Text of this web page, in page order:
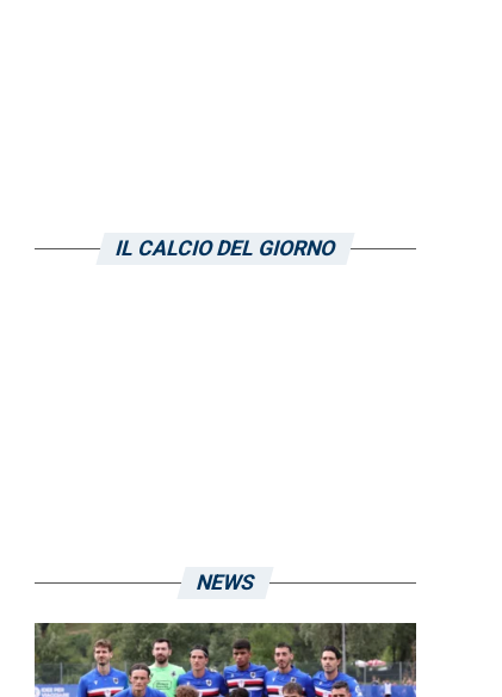
IL CALCIO DEL GIORNO
NEWS